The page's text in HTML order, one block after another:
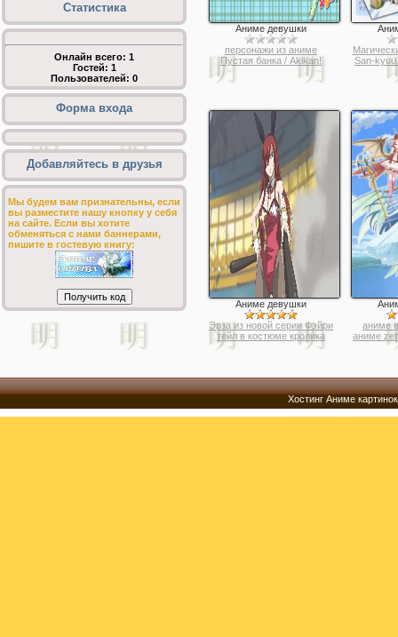
Статистика
Онлайн всего: 1
Гостей: 1
Пользователей: 0
Форма входа
Добавляйтесь в друзья
Мы будем вам признательны, если
вы разместите нашу кнопку у себя
на сайте. Если вы хотите
обменяться с нами баннерами,
пишите в гостевую книгу:
Аниме девушки
персонажи из аниме
Пустая банка / Akikan!
San-kyuu
Аниме девушки
Эрза из новой серии Фэйри
тейл в костюме кролика
аниме
аниме
Хостинг Аниме